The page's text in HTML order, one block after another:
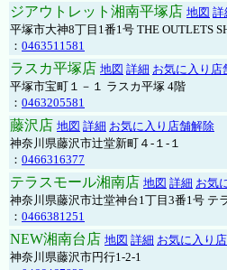
ジアウトレット湘南平塚店 地図 詳
平塚市大神8丁目1番1号 THE OUTLETS
： 0463511581
ラスカ平塚店 地図 詳細 お気に入り店
平塚市宝町１－１ ラスカ平塚 4階
： 0463205581
藤沢店 地図 詳細 お気に入り店舗解除
神奈川県藤沢市辻堂新町４-１-１
： 0466316377
テラスモール湘南店 地図 詳細 お気
神奈川県藤沢市辻堂神台1丁目3番1号 テ
： 0466381251
NEW湘南台店 地図 詳細 お気に入り
神奈川県藤沢市円行1-2-1